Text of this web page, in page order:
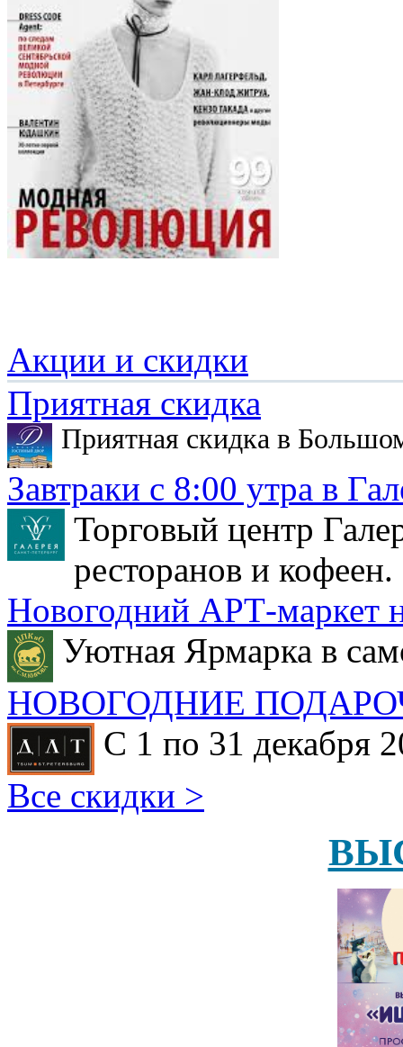
Акции и скидки
Приятная скидка
Приятная скидка в
Завтраки с 8:00 утра в
Торговый центр
ресторанов и кофеен.
Новогодний АРТ-маркет
Уютная Ярмарка в
НОВОГОДНИЕ
С 1 по 31 декабря
Все скидки >